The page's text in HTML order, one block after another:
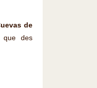
de
que des